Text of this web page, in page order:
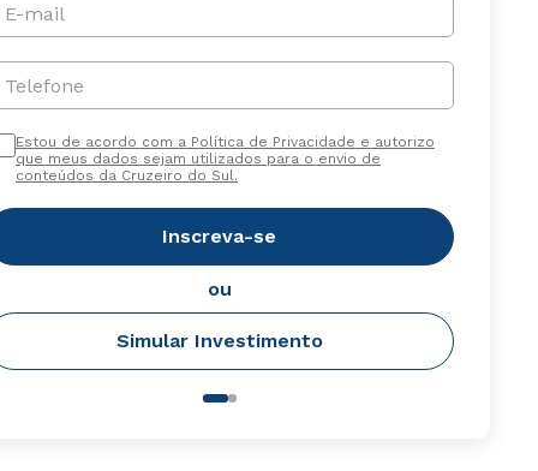
E-mail
Telefone
Estou de acordo com a Política de Privacidade e autorizo
que meus dados sejam utilizados para o envio de
conteúdos da Cruzeiro do Sul.
Inscreva-se
ou
Simular Investimento